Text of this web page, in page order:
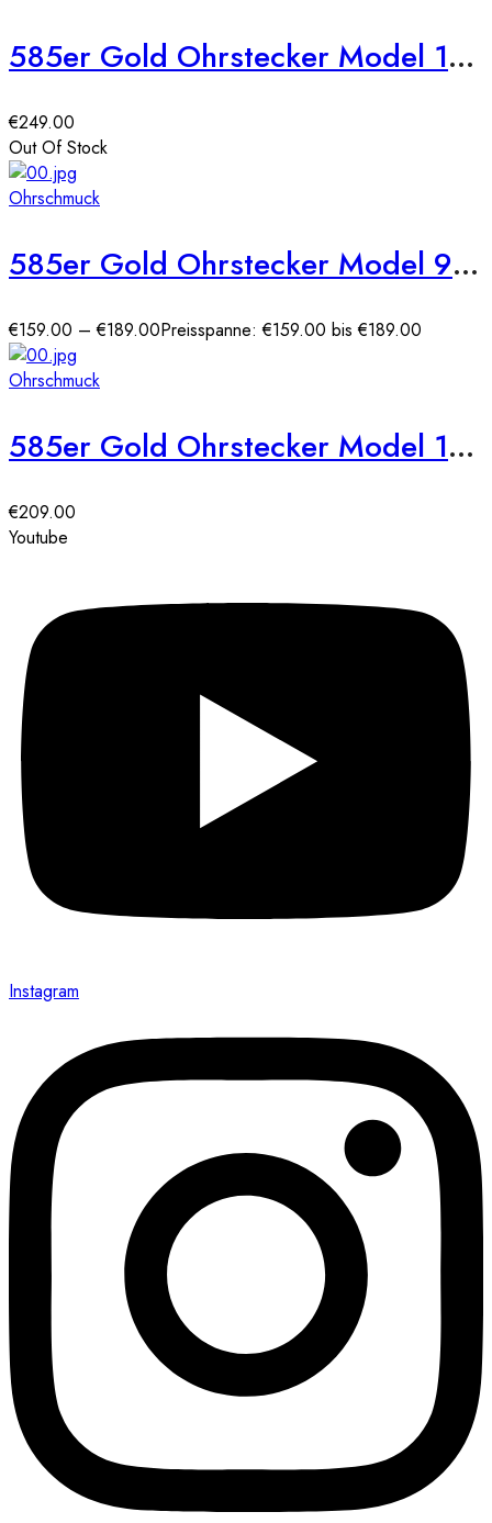
585er Gold Ohrstecker Model 13 Doppel Kreis
€249.00
Out Of Stock
Ohrschmuck
585er Gold Ohrstecker Model 9 Schmetterling
€159.00 –€189.00Preisspanne: €159.00 bis €189.00
Ohrschmuck
585er Gold Ohrstecker Model 10 Herz
€209.00
Youtube
Instagram